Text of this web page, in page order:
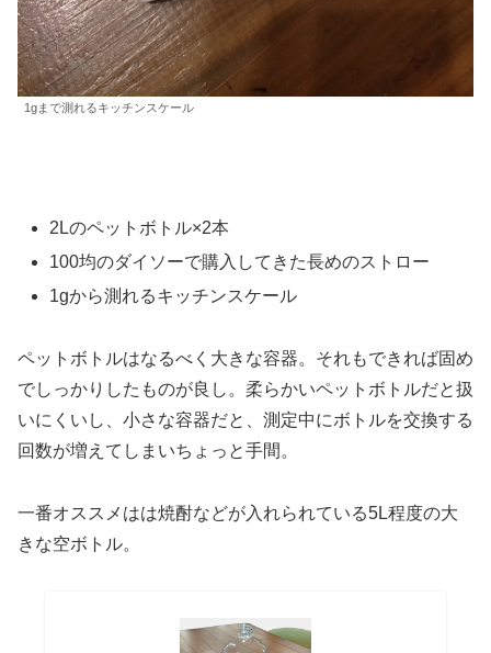
1gまで測れるキッチンスケール
2Lのペットボトル×2本
100均のダイソーで購入してきた長めのストロー
1gから測れるキッチンスケール
ペットボトルはなるべく大きな容器。それもできれば固め
でしっかりしたものが良し。柔らかいペットボトルだと扱
いにくいし、小さな容器だと、測定中にボトルを交換する
回数が増えてしまいちょっと手間。
一番オススメはは焼酎などが入れられている5L程度の大
きな空ボトル。